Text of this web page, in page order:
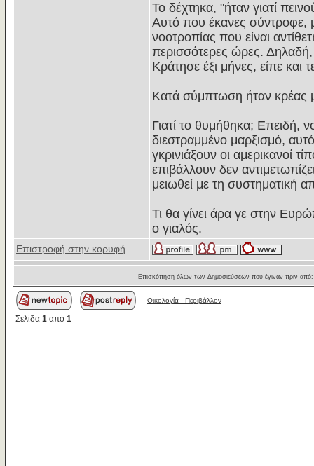
Το δέχτηκα, "ήταν γιατί
Αυτό που έκανες σύντροφε,
νοοτροπίας που είναι
περισσότερες ώρες. Δηλαδή,
Κράτησε έξι μήνες, είπε και
Κατά σύμπτωση ήταν κρέας
Γιατί το θυμήθηκα; Επειδή,
διεστραμμένο μαρξισμό,
γκρινιάξουν οι αμερικανοί
επιβάλλουν δεν
μειωθεί με τη συστηματική
Τι θα γίνει άρα γε στην
ο γιαλός.
Επιστροφή στην κορυφή
Επισκόπηση όλων των Δημοσιεύσεων που έγιναν πριν
Οικολογία - Περιβάλλον
Σελίδα 1 από 1